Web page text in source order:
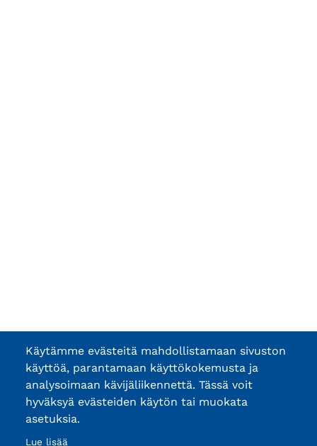
Käytämme evästeitä mahdollistamaan sivuston
käyttöä, parantamaan käyttökokemusta ja
analysoimaan kävijäliikennettä. Tässä voit
hyväksyä evästeiden käytön tai muokata
asetuksia.
Lue lisää